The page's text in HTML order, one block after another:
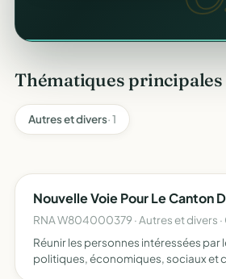
Thématiques principales
Autres et divers· 1
Nouvelle Voie Pour Le Canton
RNA W804000379 · Autres et divers
Réunir les personnes intéressées par
politiques, économiques, sociaux et